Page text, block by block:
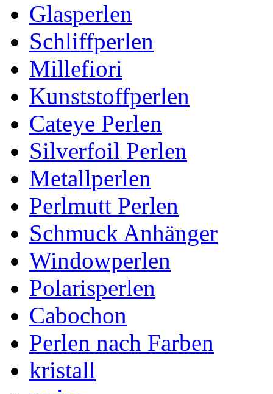
Glasperlen
Schliffperlen
Millefiori
Kunststoffperlen
Cateye Perlen
Silverfoil Perlen
Metallperlen
Perlmutt Perlen
Schmuck Anhänger
Windowperlen
Polarisperlen
Cabochon
Perlen nach Farben
kristall